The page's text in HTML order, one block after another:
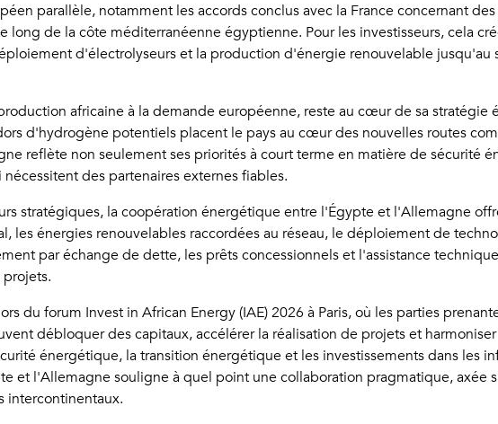
parallèle, notamment les accords conclus avec la France concernant
de la côte méditerranéenne égyptienne. Pour les investisseurs, cela
d'électrolyseurs et la production d'énergie renouvelable jusqu'au
africaine à la demande européenne, reste au cœur de sa stratégie
d'hydrogène potentiels placent le pays au cœur des nouvelles routes
reflète non seulement ses priorités à court terme en matière de sécurité
des partenaires externes fiables.
stratégiques, la coopération énergétique entre l'Égypte et l'Allemagne
les énergies renouvelables raccordées au réseau, le déploiement de
par échange de dette, les prêts concessionnels et l'assistance
du forum Invest in African Energy (IAE) 2026 à Paris, où les parties
débloquer des capitaux, accélérer la réalisation de projets et
énergétique, la transition énergétique et les investissements dans les
et l'Allemagne souligne à quel point une collaboration pragmatique, axée
intercontinentaux.